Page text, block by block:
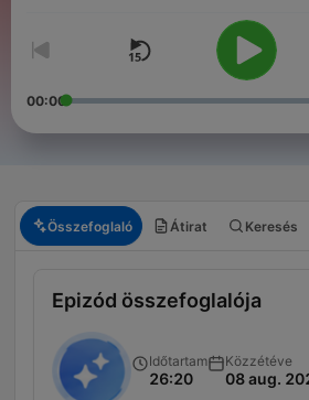
00:00
Összefoglaló Átirat Keresés
Epizód összefoglalója
Időtartam
26:20
Közzétéve
08 aug.